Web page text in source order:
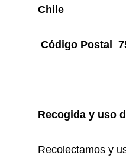
Chile
Código Postal
Recogida y uso
Recolectamos y